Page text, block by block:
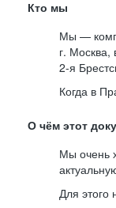
Кто мы
Мы —
г. Москва,
2-я
Когда в
О чём этот
Мы очень
Для